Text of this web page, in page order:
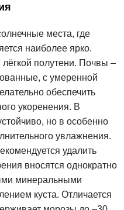
места, где
наиболее ярко.
полутени. Почвы –
с умеренной
обеспечить
укоренения. В
но в особенно
увлажнения.
удалить
вносятся однократно
минеральными
куста. Отличается